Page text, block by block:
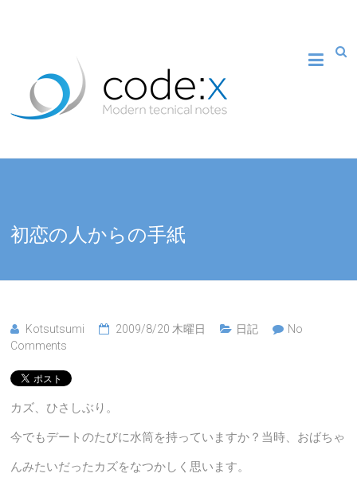
初恋の人からの手紙
Kotsutsumi 2009/8/20 木曜日 日記
No
Comments
カズ、ひさしぶり。
今でもデートのたびに水筒を持っていますか？当時、おばちゃ
んみたいだったカズをなつかしく思います。